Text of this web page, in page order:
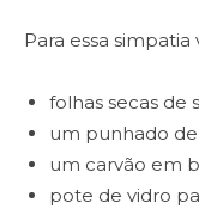
Para essa
folhas secas de
um punhado de
um carvão em
pote de vidro